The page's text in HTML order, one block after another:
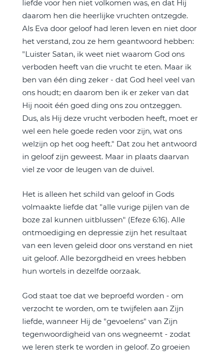
liefde voor hen niet volkomen was, en dat Hij
daarom hen die heerlijke vruchten ontzegde.
Als Eva door geloof had leren leven en niet door
het verstand, zou ze hem geantwoord hebben:
"Luister Satan, ik weet niet waarom God ons
verboden heeft van die vrucht te eten. Maar ik
ben van één ding zeker - dat God heel veel van
ons houdt; en daarom ben ik er zeker van dat
Hij nooit één goed ding ons zou ontzeggen.
Dus, als Hij deze vrucht verboden heeft, moet er
wel een hele goede reden voor zijn, wat ons
welzijn op het oog heeft." Dat zou het antwoord
in geloof zijn geweest. Maar in plaats daarvan
viel ze voor de leugen van de duivel.
Het is alleen het schild van geloof in Gods
volmaakte liefde dat "alle vurige pijlen van de
boze zal kunnen uitblussen" (Efeze 6:16). Alle
ontmoediging en depressie zijn het resultaat
van een leven geleid door ons verstand en niet
uit geloof. Alle bezorgdheid en vrees hebben
hun wortels in dezelfde oorzaak.
God staat toe dat we beproefd worden - om
verzocht te worden, om te twijfelen aan Zijn
liefde, wanneer Hij de "gevoelens" van Zijn
tegenwoordigheid van ons wegneemt - zodat
we leren sterk te worden in geloof. Zo groeien